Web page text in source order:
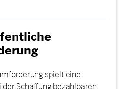
spielt eine
Schaffung bezahlbaren